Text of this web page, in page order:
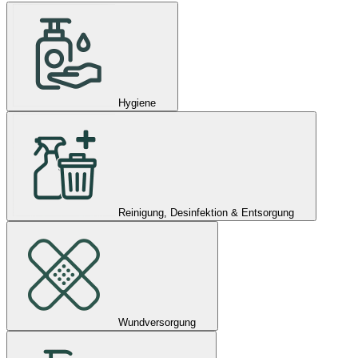
Hygiene
Reinigung, Desinfektion & Entsorgung
Wundversorgung